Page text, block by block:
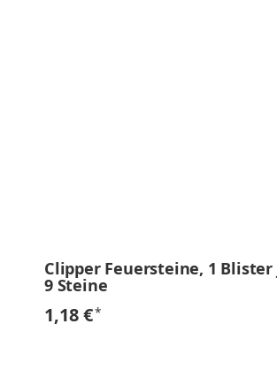
Clipper Feuersteine, 1 Blister
9 Steine
1,18 €*